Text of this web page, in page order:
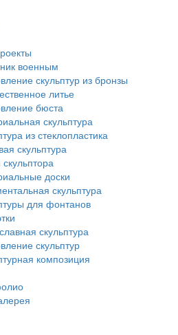
военным
скульптур из бронзы
литье
бюста
скульптура
из стеклопластика
скульптура
скульптора
доски
скульптура
для фонтанов
скульптура
скульптур
композиция